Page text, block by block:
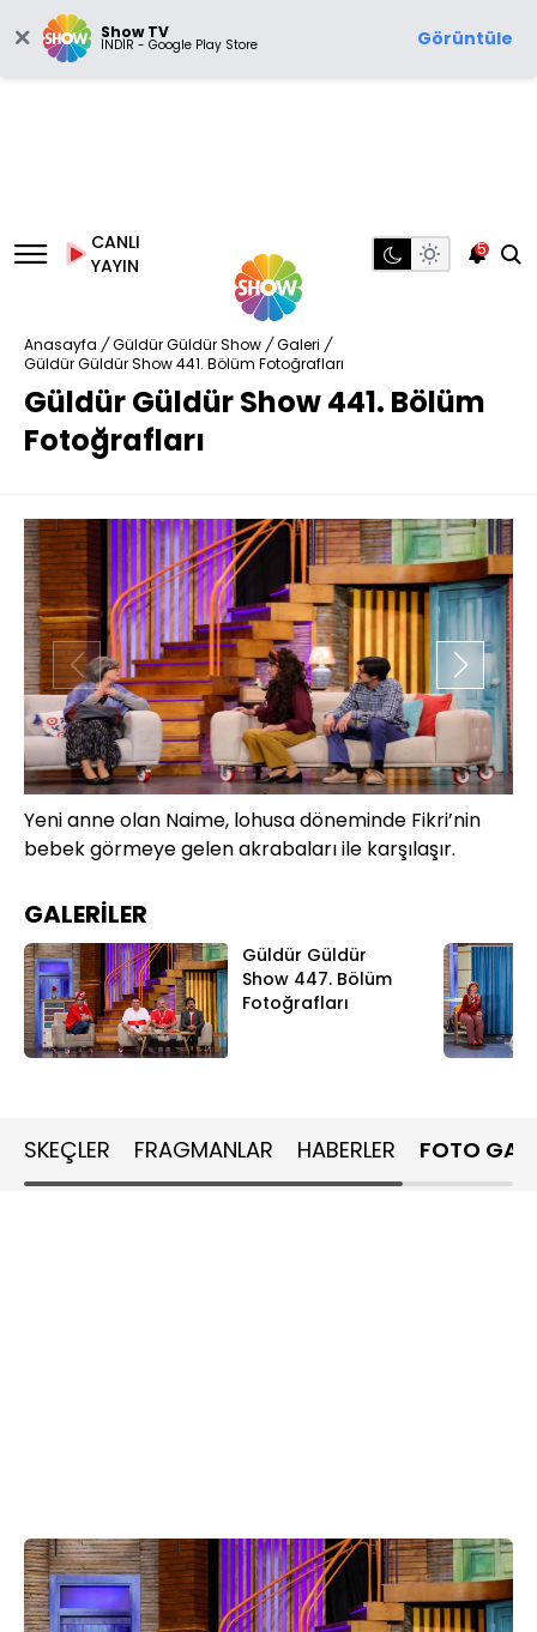
Show TV
İNDİR - Google Play Store Görüntüle
CANLI
YAYIN
5
Anasayfa / Güldür Güldür Show / Galeri /
Güldür Güldür Show 441. Bölüm Fotoğrafları
Güldür Güldür Show 441. Bölüm
Fotoğrafları
Yeni anne olan Naime, lohusa döneminde Fikri’nin
bebek görmeye gelen akrabaları ile karşılaşır.
GALERİLER
Güldür Güldür
Show 447. Bölüm
Fotoğrafları
SKEÇLER FRAGMANLAR HABERLER FOTO